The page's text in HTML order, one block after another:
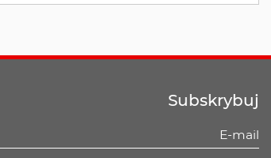
Subskrybuj